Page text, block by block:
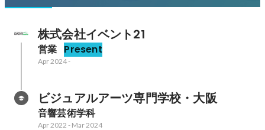
株式会社イベント21
営業 Present
Apr 2024-
ビジュアルアーツ専門学校・大阪
音響芸術学科
Apr 2022 - Mar 2024